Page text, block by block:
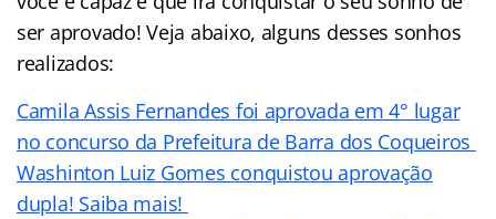
ser aprovado! Veja abaixo, alguns desses sonhos
realizados:
Camila Assis Fernandes foi aprovada em 4° lugar
no concurso da Prefeitura de Barra dos Coqueiros
Washinton Luiz Gomes conquistou aprovação
dupla! Saiba mais!